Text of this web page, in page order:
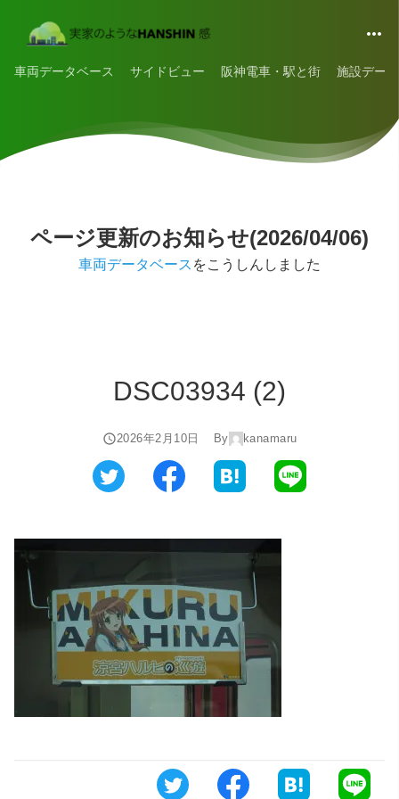
車両データベース サイドビュー 阪神電車・駅と街 施設デー
ページ更新のお知らせ(2026/04/06)
車両データベース をこうしんしました
DSC03934 (2)
2026年2月10日 By kanamaru